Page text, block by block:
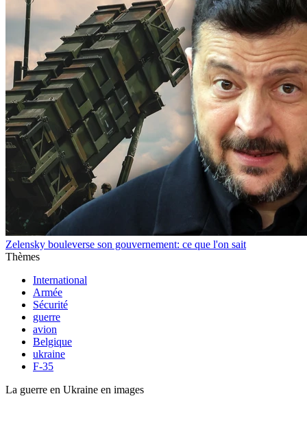
Zelensky bouleverse son gouvernement: ce que l'on sait
Thèmes
International
Armée
Sécurité
guerre
avion
Belgique
ukraine
F-35
La guerre en Ukraine en images